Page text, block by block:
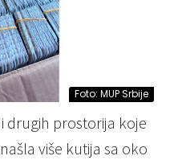
Foto: MUP Srbije
drugih prostorija koje
više kutija sa oko